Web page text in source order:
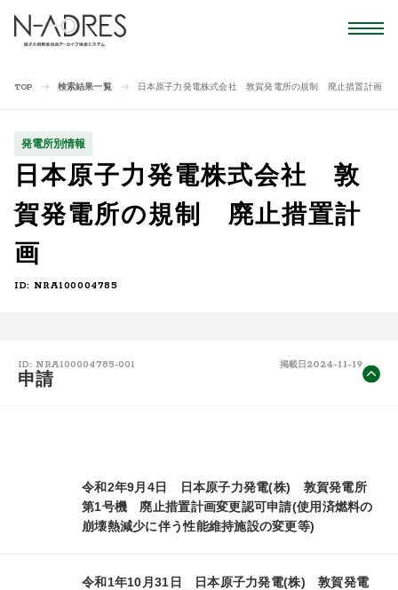
TOP 検索結果一覧 日本原子力発電株式会社 敦賀発電所の規制 廃止措置計画
発電所別情報
日本原子力発電株式会社 敦
賀発電所の規制 廃止措置計
画
ID: NRA100004785
ID: NRA100004785-001 掲載日 2024-11-19
申請
令和2年9月4日 日本原子力発電(株) 敦賀発電所
第1号機 廃止措置計画変更認可申請(使用済燃料の
崩壊熱減少に伴う性能維持施設の変更等)
令和1年10月31日 日本原子力発電(株) 敦賀発電